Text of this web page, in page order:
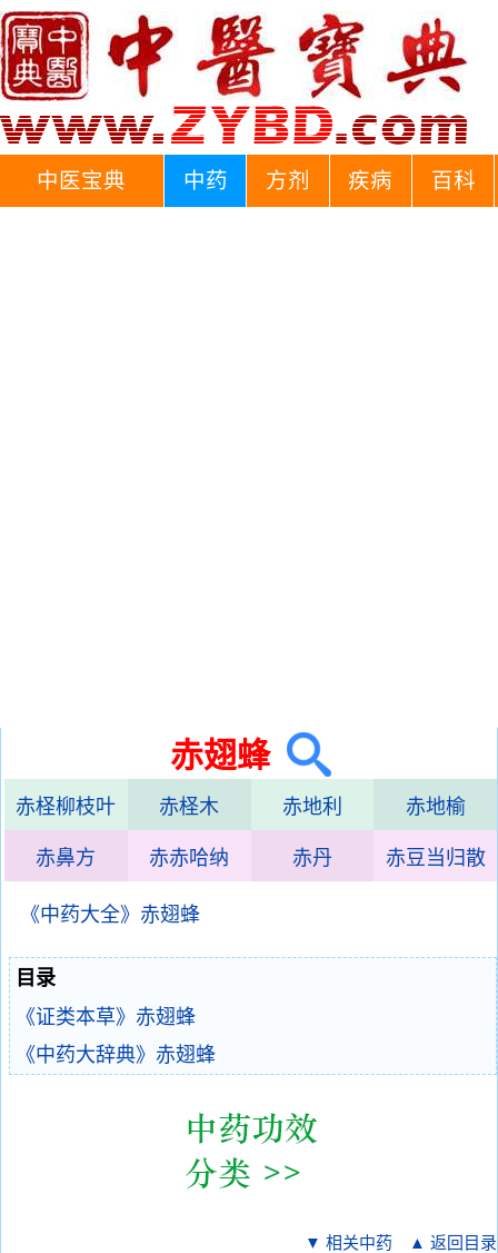
中医宝典 中药 方剂 疾病 百科
赤翅蜂
赤柽柳枝叶 赤柽木 赤地利 赤地榆
赤鼻方 赤赤哈纳 赤丹 赤豆当归散
《中药大全》赤翅蜂
目录
《证类本草》赤翅蜂
《中药大辞典》赤翅蜂
▼ 相关中药 ▲ 返回目录